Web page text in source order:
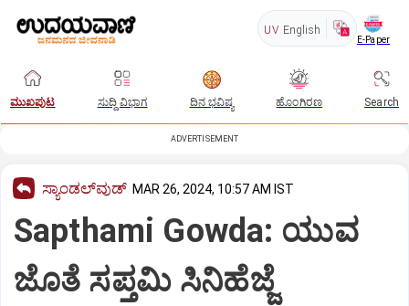
UV English
E-Paper
ಮುಖಪುಟ ಸುದ್ದಿ ವಿಭಾಗ ದಿನ ಭವಿಷ್ಯ ಹೊಂಗಿರಣ Search
ADVERTISEMENT
ಸ್ಯಾಂಡಲ್‌ವುಡ್‌ MAR 26, 2024, 10:57 AM IST
Sapthami Gowda: ಯುವ
ಜೊತೆ ಸಪ್ತಮಿ ಸಿನಿಹೆಜ್ಜೆ